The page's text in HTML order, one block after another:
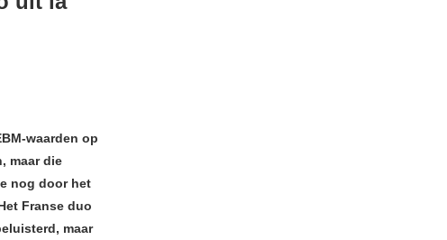
waarden op
maar die
nog door het
Franse duo
maar